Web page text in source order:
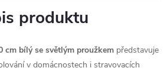
produktu
cm bílý se světlým proužkem představuje
v domácnostech i stravovacích